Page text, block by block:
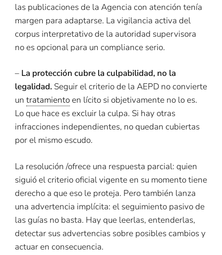
las publicaciones de la Agencia con atención tenía
margen para adaptarse. La vigilancia activa del
corpus interpretativo de la autoridad supervisora
no es opcional para un compliance serio.
– La protección cubre la culpabilidad, no la
legalidad. Seguir el criterio de la AEPD no convierte
un tratamientoen lícito si objetivamente no lo es.
Lo que hace es excluir la culpa. Si hay otras
infracciones independientes, no quedan cubiertas
por el mismo escudo.
La resolución /ofrece una respuesta parcial: quien
siguió el criterio oficial vigente en su momento tiene
derecho a que eso le proteja. Pero también lanza
una advertencia implícita: el seguimiento pasivo de
las guías no basta. Hay que leerlas, entenderlas,
detectar sus advertencias sobre posibles cambios y
actuar en consecuencia.